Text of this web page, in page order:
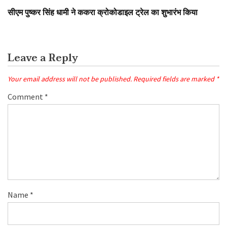
सीएम पुष्कर सिंह धामी ने ककरा क्रोकोडाइल ट्रेल का शुभारंभ किया
Leave a Reply
Your email address will not be published. Required fields are marked *
Comment *
Name *